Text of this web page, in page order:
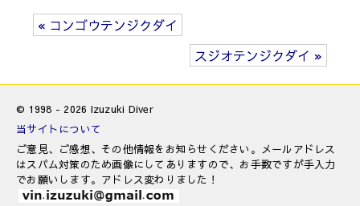
« コンゴウテンジクダイ
スジオテンジクダイ »
© 1998 - 2026 Izuzuki Diver
当サイトについて
ご意見、ご感想、その他情報をお知らせください。メールアドレス
はスパム対策のため画像にしてありますので、お手数ですが手入力
でお願いします。アドレス変わりました！